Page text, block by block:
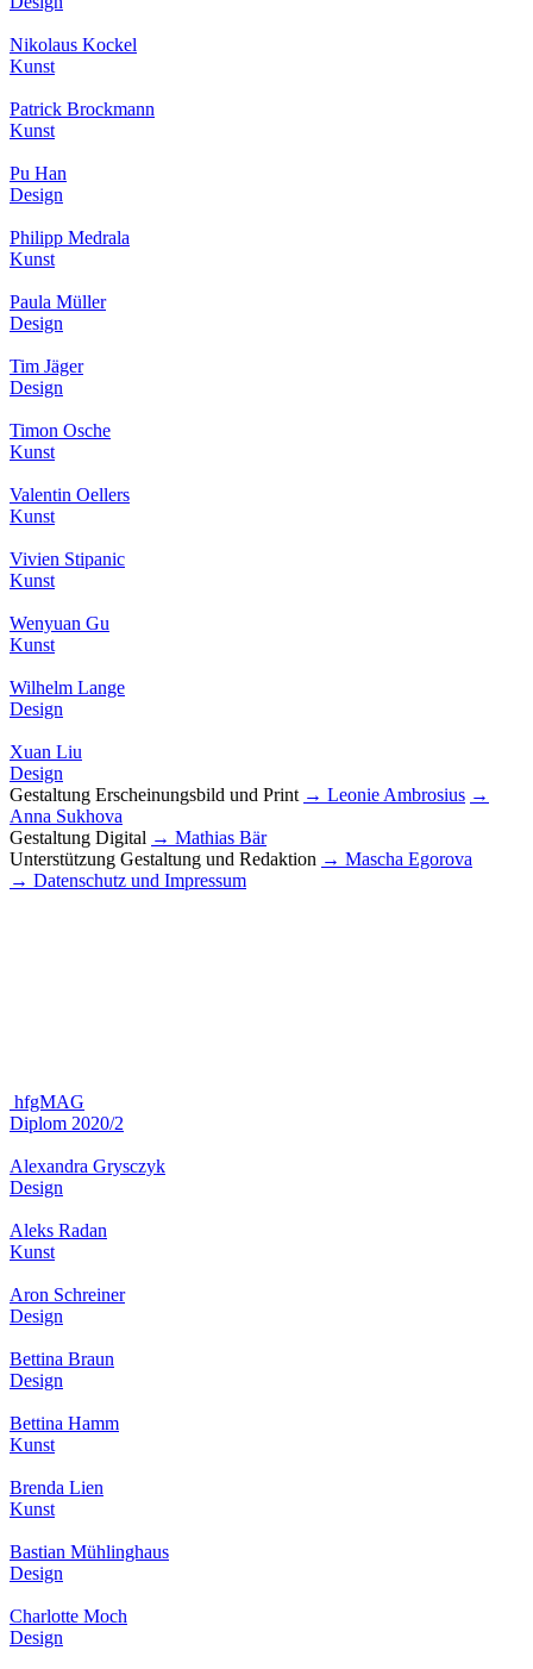
Nikolaus Kockel
Kunst
Patrick Brockmann
Kunst
Pu Han
Design
Philipp Medrala
Kunst
Paula Müller
Design
Tim Jäger
Design
Timon Osche
Kunst
Valentin Oellers
Kunst
Vivien Stipanic
Kunst
Wenyuan Gu
Kunst
Wilhelm Lange
Design
Xuan Liu
Design
Gestaltung Erscheinungsbild und Print → Leonie Ambrosius →
Anna Sukhova
Gestaltung Digital → Mathias Bär
Unterstützung Gestaltung und Redaktion → Mascha Egorova
→ Datenschutz und Impressum
hfgMAG
Diplom 2020/2
Alexandra Grysczyk
Design
Aleks Radan
Kunst
Aron Schreiner
Design
Bettina Braun
Design
Bettina Hamm
Kunst
Brenda Lien
Kunst
Bastian Mühlinghaus
Design
Charlotte Moch
Design